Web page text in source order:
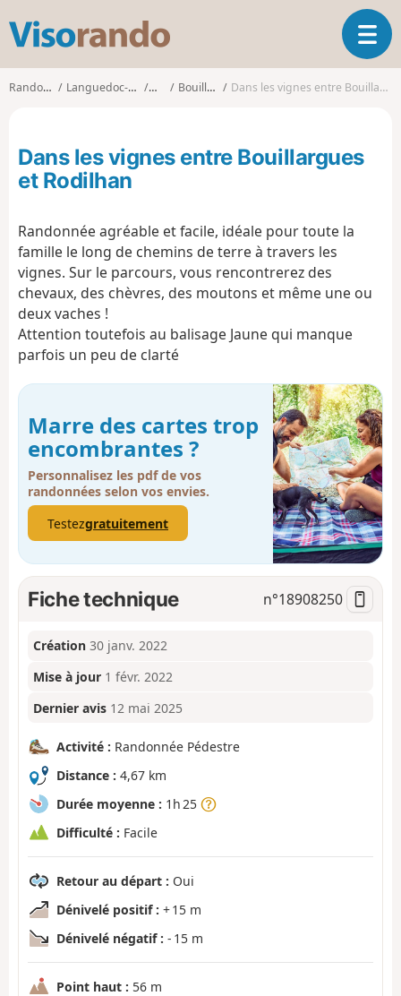
s
o
d
O
u
v
a
Randonnées Languedoc-Roussillon Gard Bouillargues Dans les vignes entre Bouillargues et Rodilhan
Dans les vignes entre Bouillargues
et Rodilhan
Randonnée agréable et facile, idéale pour toute la
famille le long de chemins de terre à travers les
vignes. Sur le parcours, vous rencontrerez des
chevaux, des chèvres, des moutons et même une ou
deux vaches !
Attention toutefois au balisage Jaune qui manque
parfois un peu de clarté
Marre des cartes trop
encombrantes ?
Personnalisez les pdf de vos
randonnées selon vos envies.
Testezgratuitement
Fiche technique n°18908250
Création 30 janv. 2022
Mise à jour 1 févr. 2022
Dernier avis 12 mai 2025
Activité : Randonnée Pédestre
Distance : 4,67 km
Durée moyenne : 1h 25
Difficulté : Facile
Retour au départ : Oui
Dénivelé positif : + 15 m
Dénivelé négatif : - 15 m
Point haut : 56 m